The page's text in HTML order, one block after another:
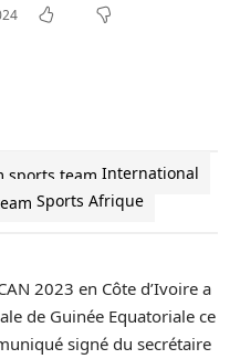
International
Sports Afrique
2023 en Côte d’Ivoire a
de Guinée Equatoriale ce
signé du secrétaire